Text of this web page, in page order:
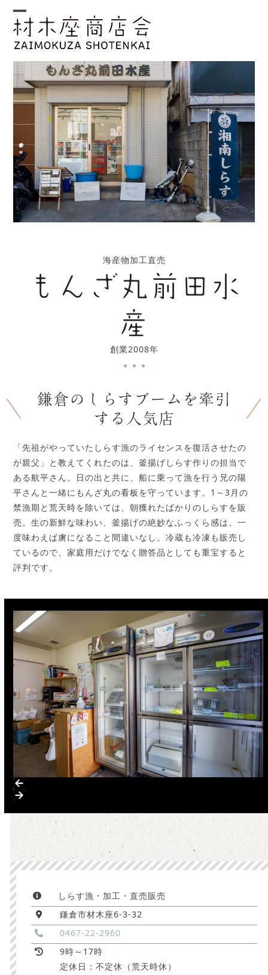
Skip
content
Open
mobile
menu
Close
mobile
menu
海産物加工直売
もんざ丸前田水
産
創業2008年
鎌倉のしらすブームを牽引
する人気店
「先祖がやっていたしらす漁のライセンスを復活させたの
が親父」と教えてくれたのは、釜揚げしらす作りの担当で
ある航平さん。日の出と共に、船に乗って漁を行う兄の陽
平さんと一緒にもんざ丸の看板を守っています。1～3月の
禁漁期と荒天時を除いては、朝獲れたばかりのしらすを販
売。生の新鮮な味わい、釜揚げの絶妙なふっくら感は、一
度味わえば虜になること間違いなし。冷蔵も冷凍も販売し
ているので、家庭用だけでなく贈答品としても重宝すると
評判です。
Use
the
left
and
arrow
keys
to
access
navigation
buttons
escape
go
to
the
first
slide
しらす漁・加工・直売販売
鎌倉市材木座6-3-32
0467-22-2960
9時～17時
定休日：不定休（荒天時休）